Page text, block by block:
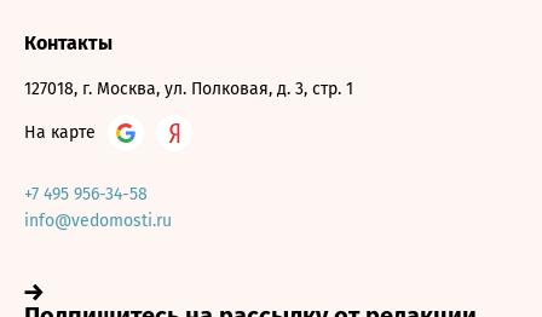
Контакты
127018, г. Москва, ул. Полковая, д. 3, стр. 1
На карте
+7 495 956-34-58
info@vedomosti.ru